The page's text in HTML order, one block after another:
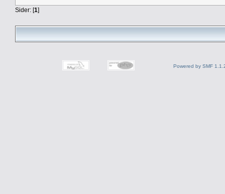
Sider: [1]
Powered by SMF